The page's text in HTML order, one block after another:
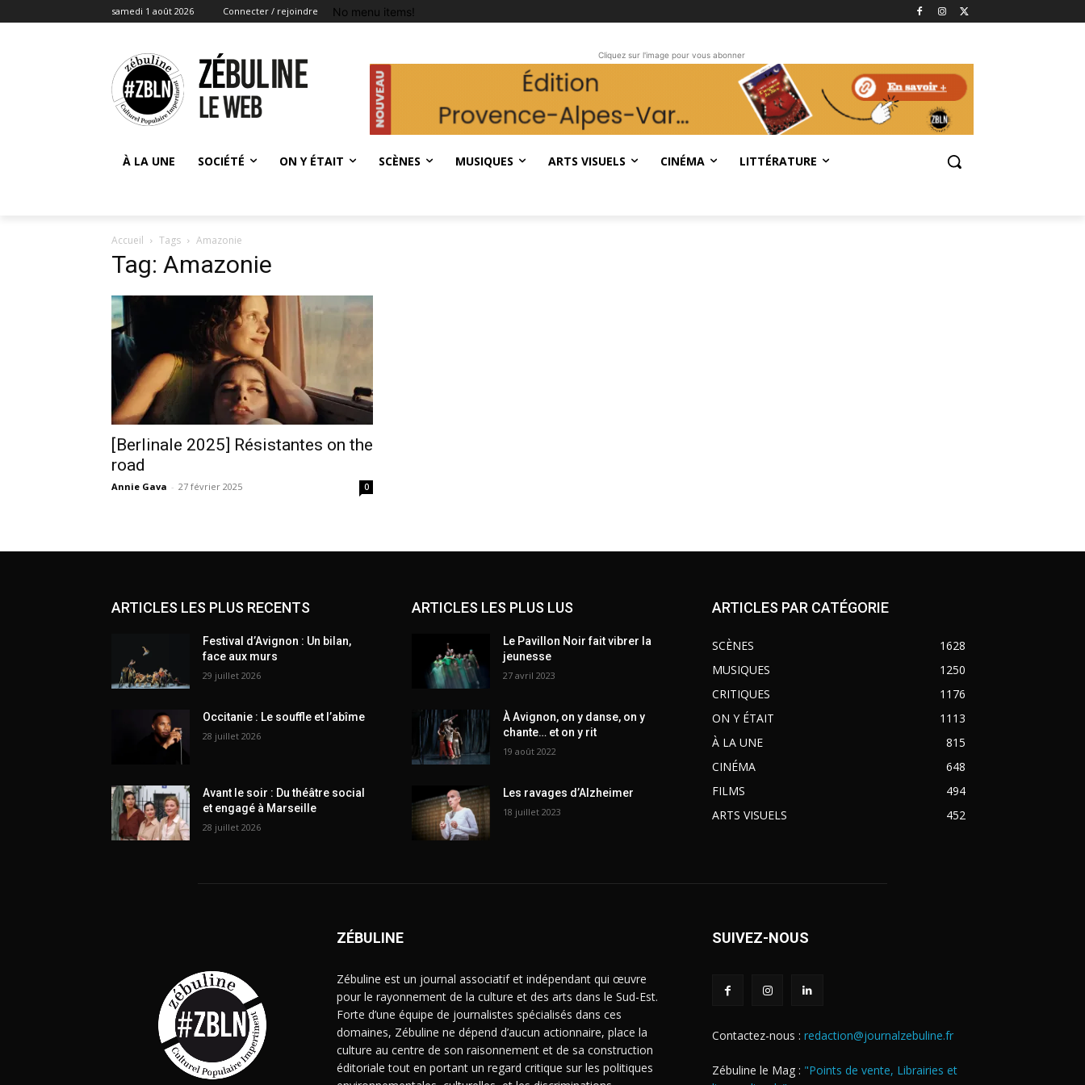
samedi 1 août 2026 Connecter / rejoindre No menu items!
Cliquez sur l'image pour vous abonner
À LA UNE SOCIÉTÉ ON Y ÉTAIT SCÈNES MUSIQUES ARTS VISUELS CINÉMA LITTÉRATURE
Accueil Tags Amazonie
Tag: Amazonie
[Berlinale 2025] Résistantes on the
road
Annie Gava - 27 février 2025 0
ARTICLES LES PLUS RECENTS
Festival d’Avignon : Un bilan,
face aux murs
29 juillet 2026
Occitanie : Le souffle et l’abîme
28 juillet 2026
Avant le soir : Du théâtre social
et engagé à Marseille
28 juillet 2026
ARTICLES LES PLUS LUS
Le Pavillon Noir fait vibrer la
jeunesse
27 avril 2023
À Avignon, on y danse, on y
chante… et on y rit
19 août 2022
Les ravages d’Alzheimer
18 juillet 2023
ARTICLES PAR CATÉGORIE
SCÈNES
1628
MUSIQUES
1250
CRITIQUES
1176
ON Y ÉTAIT
1113
À LA UNE
815
CINÉMA
648
FILMS
494
ARTS VISUELS
452
ZÉBULINE
Zébuline est un journal associatif et indépendant qui œuvre
pour le rayonnement de la culture et des arts dans le Sud-Est.
Forte d’une équipe de journalistes spécialisés dans ces
domaines, Zébuline ne dépend d’aucun actionnaire, place la
culture au centre de son raisonnement et de sa construction
éditoriale tout en portant un regard critique sur les politiques
SUIVEZ-NOUS
Contactez-nous : redaction@journalzebuline.fr
Zébuline le Mag : "Points de vente, Librairies et